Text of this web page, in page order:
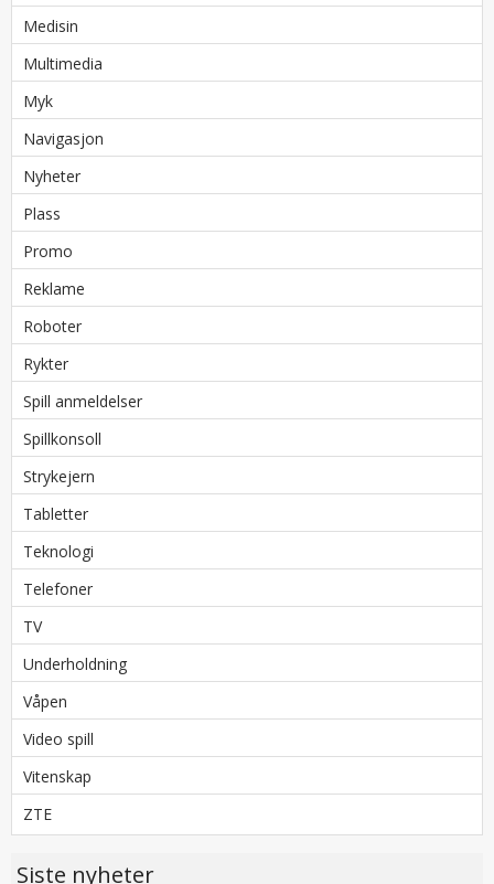
Medisin
Multimedia
Myk
Navigasjon
Nyheter
Plass
Promo
Reklame
Roboter
Rykter
Spill anmeldelser
Spillkonsoll
Strykejern
Tabletter
Teknologi
Telefoner
TV
Underholdning
Våpen
Video spill
Vitenskap
ZTE
Siste nyheter